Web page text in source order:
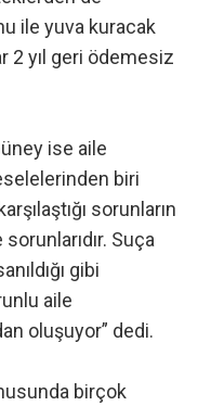
ile yuva kuracak
2 yıl geri ödemesiz
ise aile
biri
sorunların
Suça
gibi
aile
oluşuyor” dedi.
birçok